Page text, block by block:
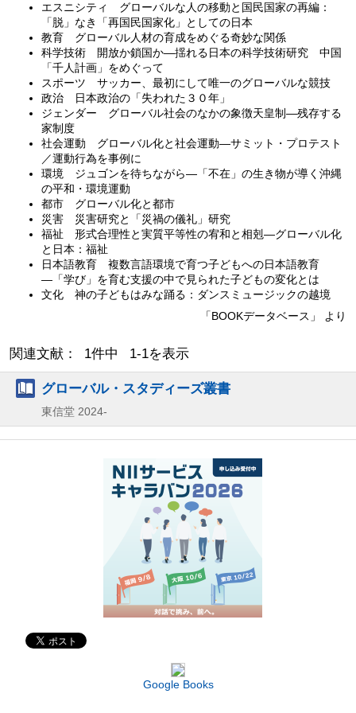
エスニシティ グローバルな人の移動と国民国家の再編：
「脱」なき「再国民国家化」としての日本
教育 グローバル人材の育成をめぐる奇妙な関係
科学技術 開放か鎖国か―揺れる日本の科学技術研究 中国
「千人計画」をめぐって
スポーツ サッカー、最初にして唯一のグローバルな競技
政治 日本政治の「失われた３０年」
ジェンダー グローバル社会のなかの象徴天皇制―残存する
家制度
社会運動 グローバル化と社会運動―サミット・プロテスト
／運動行為を事例に
環境 ジュゴンを待ちながら―「不在」の生き物が導く沖縄
の平和・環境運動
都市 グローバル化と都市
災害 災害研究と「災禍の儀礼」研究
福祉 形式合理性と実質平等性の宥和と相剋―グローバル化
と日本：福祉
日本語教育 複数言語環境で育つ子どもへの日本語教育
―「学び」を育む支援の中で見られた子どもの変化とは
文化 神の子どもはみな踊る：ダンスミュージックの越境
「BOOKデータベース」 より
関連文献： 1件中 1-1を表示
グローバル・スタディーズ叢書
東信堂 2024-
Google Books